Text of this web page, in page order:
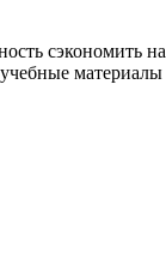
сэкономить